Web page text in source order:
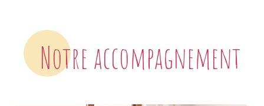
Notre accompagnement